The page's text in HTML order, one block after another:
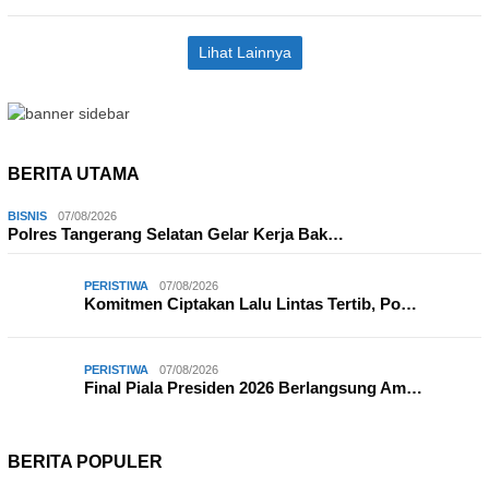
Lihat Lainnya
BERITA UTAMA
BISNIS 07/08/2026
Polres Tangerang Selatan Gelar Kerja Bak…
PERISTIWA 07/08/2026
Komitmen Ciptakan Lalu Lintas Tertib, Po…
PERISTIWA 07/08/2026
Final Piala Presiden 2026 Berlangsung Am…
BERITA POPULER